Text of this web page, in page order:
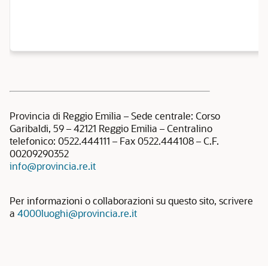
Provincia di Reggio Emilia – Sede centrale: Corso
Garibaldi, 59 – 42121 Reggio Emilia – Centralino
telefonico: 0522.444111 – Fax 0522.444108 – C.F.
00209290352
info@provincia.re.it
Per informazioni o collaborazioni su questo sito, scrivere
a 4000luoghi@provincia.re.it